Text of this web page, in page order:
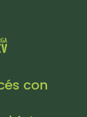
con